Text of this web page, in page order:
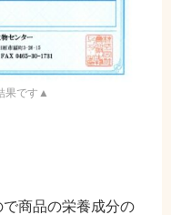
果です▲
で商品の栄養成分の